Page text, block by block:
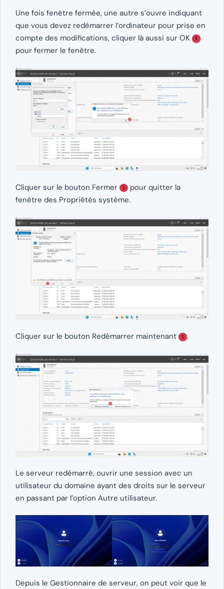
Une fois fenêtre fermée, une autre s’ouvre indiquant
que vous devez redémarrer l’ordinateur pour prise en
compte des modifications, cliquer là aussi sur OK
1
pour fermer le fenêtre.
Cliquer sur le bouton Fermer 1 pour quitter la
fenêtre des Propriétés système.
Cliquer sur le bouton Redémarrer maintenant 1 .
Le serveur redémarré, ouvrir une session avec un
utilisateur du domaine ayant des droits sur le serveur
en passant par l’option Autre utilisateur.
Depuis le Gestionnaire de serveur, on peut voir que le